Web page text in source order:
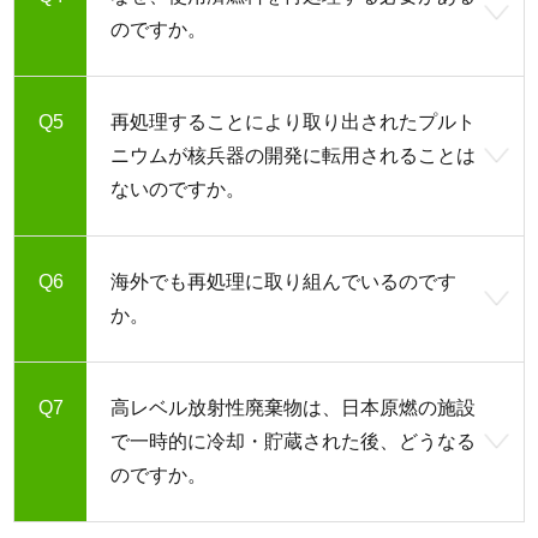
のですか。
再処理することにより取り出されたプルト
ニウムが核兵器の開発に転用されることは
ないのですか。
海外でも再処理に取り組んでいるのです
か。
高レベル放射性廃棄物は、日本原燃の施設
で一時的に冷却・貯蔵された後、どうなる
のですか。